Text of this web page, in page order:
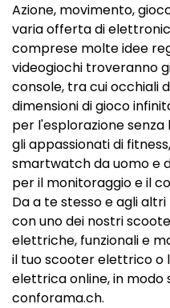
Azione, movimento,
varia offerta di
comprese molte idee
videogiochi troveranno
console, tra cui occhiali
dimensioni di gioco
per l'esplorazione
gli appassionati di
smartwatch da uomo e
per il monitoraggio e il
Da a te stesso e agli
con uno dei nostri
elettriche, funzionali e
il tuo scooter elettrico o
elettrica online, in modo
conforama.ch.